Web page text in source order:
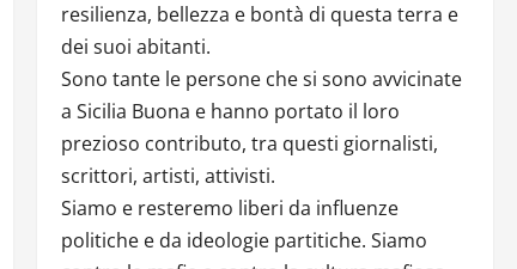
resilienza, bellezza e bontà di questa terra e
dei suoi abitanti.
Sono tante le persone che si sono avvicinate
a Sicilia Buona e hanno portato il loro
prezioso contributo, tra questi giornalisti,
scrittori, artisti, attivisti.
Siamo e resteremo liberi da influenze
politiche e da ideologie partitiche. Siamo